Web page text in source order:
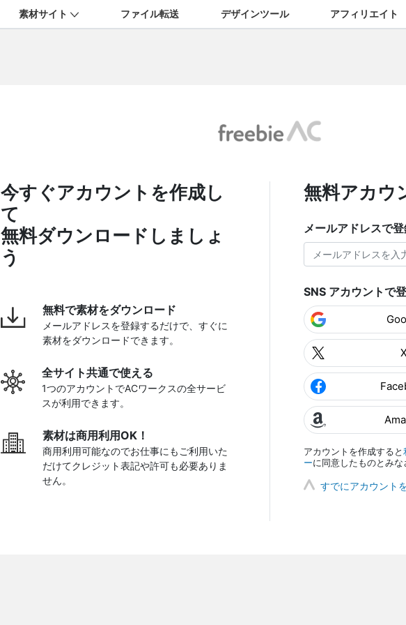
素材サイト ファイル転送 デザインツール アフィリエイト
今すぐアカウントを作成し
て
無料ダウンロードしましょ
う
無料で素材をダウンロード
メールアドレスを登録するだけで、すぐに
素材をダウンロードできます。
全サイト共通で使える
1つのアカウントでACワークスの全サービ
スが利用できます。
素材は商用利用OK！
商用利用可能なのでお仕事にもご利用いた
だけてクレジット表記や許可も必要ありま
せん。
無料アカウ
メールアドレスで
SNS アカウントで
アカウントを作成すると
ーに同意したものとみな
すでにアカウント